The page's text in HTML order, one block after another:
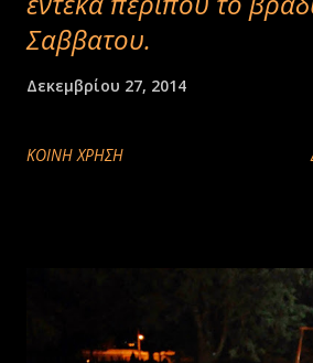
Σαββατου.
Δεκεμβρίου 27, 2014
ΚΟΙΝΉ ΧΡΉΣΗ